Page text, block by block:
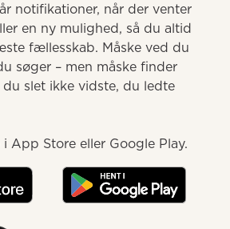
notifikationer, når der venter
en ny mulighed, så du altid
fællesskab. Måske ved du
søger – men måske finder
slet ikke vidste, du ledte
App Store eller Google Play.